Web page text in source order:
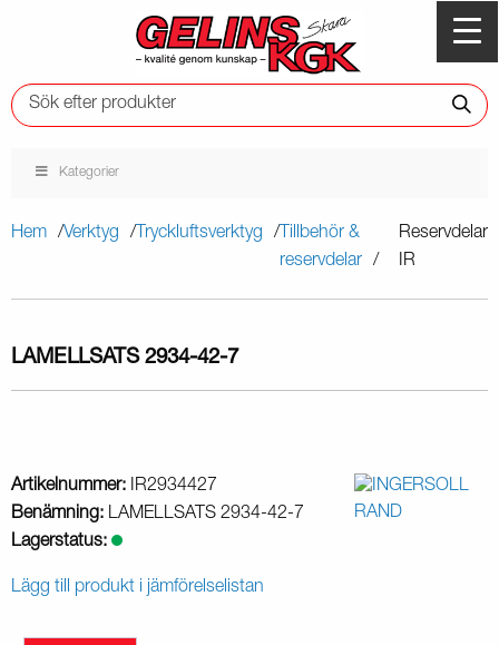
Kategorier
Hem Verktyg Tryckluftsverktyg
Tillbehör &
reservdelar
Reservdelar
IR
LAMELLSATS 2934-42-7
Artikelnummer: IR2934427
Benämning: LAMELLSATS 2934-42-7
Lagerstatus:
Lägg till produkt i jämförelselistan